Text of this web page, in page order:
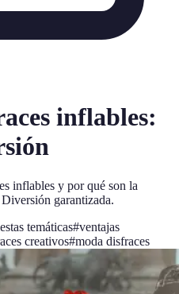
inflables:
inflables y por qué son la
garantizada.
temáticas#ventajas
creativos#moda disfraces